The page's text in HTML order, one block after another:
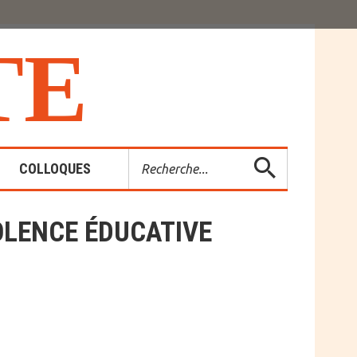
E
COLLOQUES
Rendus
Rechercher
ÉDUCATIVE